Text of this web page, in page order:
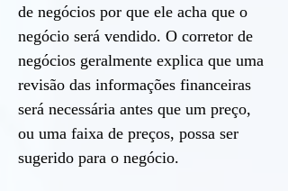
de negócios por que ele acha que o
negócio será vendido. O corretor de
negócios geralmente explica que uma
revisão das informações financeiras
será necessária antes que um preço,
ou uma faixa de preços, possa ser
sugerido para o negócio.